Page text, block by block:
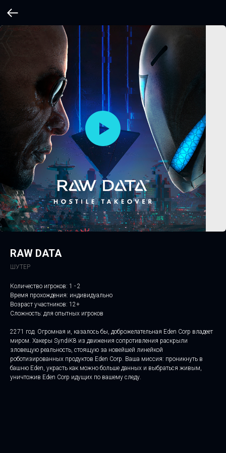
RAW DATA
ШУТЕР
Количество игроков: 1 - 2
Время прохождения: индивидуально
Возраст участников: 12+
Сложность: для опытных игроков
2271 год. Огромная и, казалось бы, доброжелательная Eden Corp владеет
миром. Хакеры SyndiK8 из движения сопротивления раскрыли
зловещую реальность, стоящую за новейшей линейкой
роботизированных продуктов Eden Corp. Ваша миссия: проникнуть в
башню Eden, украсть как можно больше данных и выбраться живым,
уничтожив Eden Corp идущих по вашему следу.